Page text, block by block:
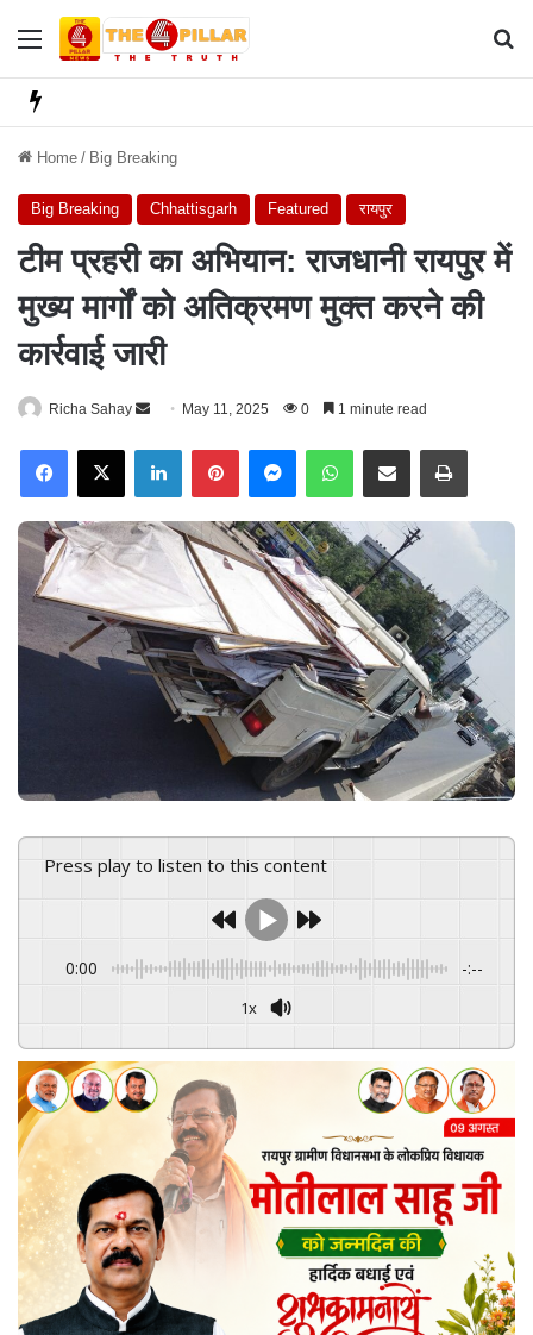
Menu
Home / Big Breaking
Big Breaking Chhattisgarh Featured रायपुर
टीम प्रहरी का अभियान: राजधानी रायपुर में
मुख्य मार्गों को अतिक्रमण मुक्त करने की
कार्रवाई जारी
Richa Sahay
n
d
a
n
e
m
a
i
May 11, 2025 0 1 minute read
X
Press play to listen to this content
0:00 -:--
1x